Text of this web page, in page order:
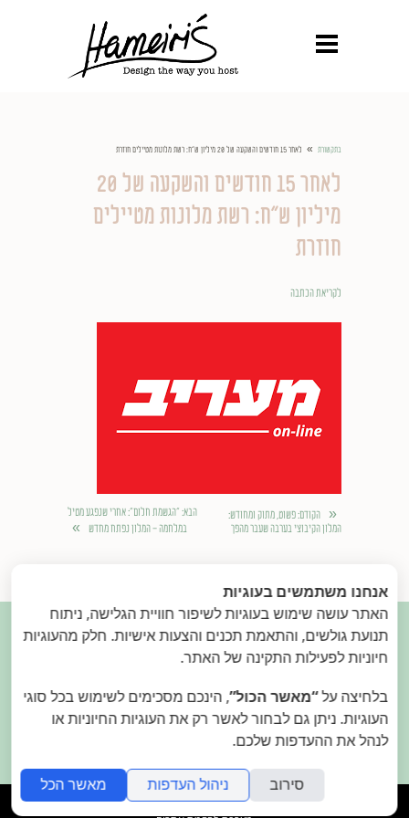
בתקשורת » לאחר 15 חודשים והשקעה של 20 מיליון ש"ח: רשת מלונות מטיילים חוזרת
לאחר 15 חודשים והשקעה של 20
מיליון ש"ח: רשת מלונות מטיילים
חוזרת
לקריאת הכתבה
« הקודם: פשוט, מתוק ומחודש:
המלון הקיבוצי בערבה שעבר מהפך
הבא: "הגשמת חלום": אחרי שנפגע מטיל
במלחמה - המלון נפתח מחדש
»

בואו נהיה בקשר.פנו אלינו
2015. המאירי- עיצוב בתי מלון. הילה ודן המאירי
folyou
אנחנו משתמשים בעוגיות
האתר עושה שימוש בעוגיות לשיפור חוויית הגלישה, ניתוח
תנועת גולשים, והתאמת תכנים והצעות אישיות. חלק מהעוגיות
חיוניות לפעילות התקינה של האתר.
בלחיצה על“מאשר הכול”, הינכם מסכימים לשימוש בכל סוגי
העוגיות. ניתן גם לבחור לאשר רק את העוגיות החיוניות או
לנהל את ההעדפות שלכם.
סירוב ניהול העדפות מאשר הכל